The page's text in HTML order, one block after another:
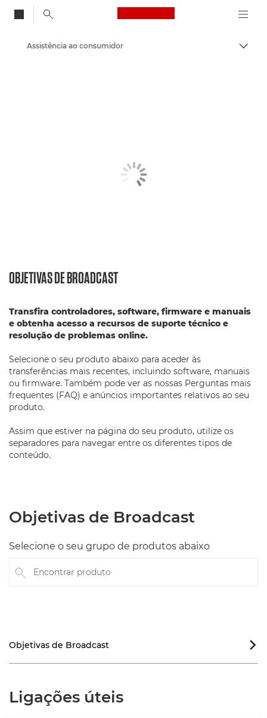
Canon Logo, back
Assistência ao consumidor
OBJETIVAS DE BROADCAST
Transfira controladores, software, firmware e manuais
e obtenha acesso a recursos de suporte técnico e
resolução de problemas online.
Selecione o seu produto abaixo para aceder às
transferências mais recentes, incluindo software, manuais
ou firmware. Também pode ver as nossas Perguntas mais
frequentes (FAQ) e anúncios importantes relativos ao seu
produto.
Assim que estiver na página do seu produto, utilize os
separadores para navegar entre os diferentes tipos de
conteúdo.
Objetivas de Broadcast
Selecione o seu grupo de produtos abaixo
Encontrar produto
Objetivas de Broadcast 
Ligações úteis